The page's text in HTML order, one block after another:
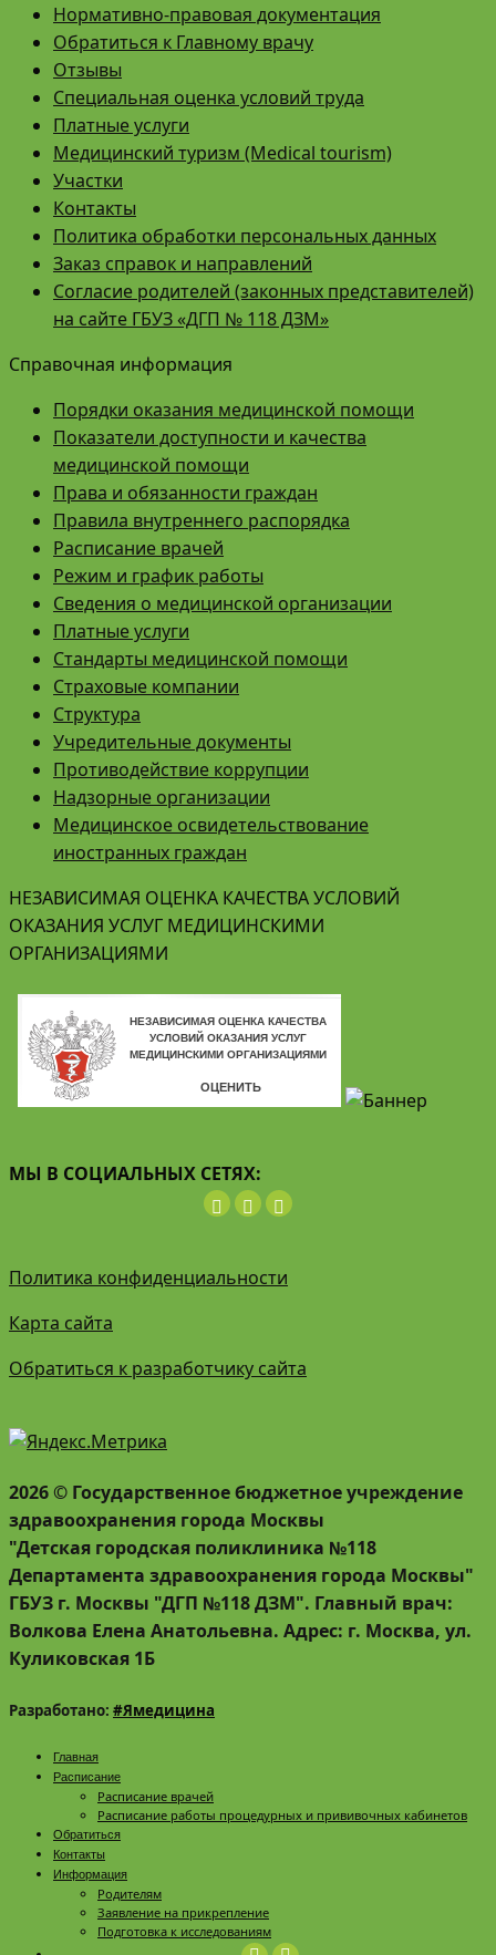
Нормативно-правовая документация
Обратиться к Главному врачу
Отзывы
Специальная оценка условий труда
Платные услуги
Медицинский туризм (Medical tourism)
Участки
Контакты
Политика обработки персональных данных
Заказ справок и направлений
Согласие родителей (законных представителей)
на сайте ГБУЗ «ДГП № 118 ДЗМ»
Справочная информация
Порядки оказания медицинской помощи
Показатели доступности и качества
медицинской помощи
Права и обязанности граждан
Правила внутреннего распорядка
Расписание врачей
Режим и график работы
Сведения о медицинской организации
Платные услуги
Стандарты медицинской помощи
Страховые компании
Структура
Учредительные документы
Противодействие коррупции
Надзорные организации
Медицинское освидетельствование
иностранных граждан
НЕЗАВИСИМАЯ ОЦЕНКА КАЧЕСТВА УСЛОВИЙ
ОКАЗАНИЯ УСЛУГ МЕДИЦИНСКИМИ
ОРГАНИЗАЦИЯМИ
МЫ В СОЦИАЛЬНЫХ СЕТЯХ:
Политика конфиденциальности
Карта сайта
Обратиться к разработчику сайта
2026 © Государственное бюджетное учреждение
здравоохранения города Москвы
"Детская городская поликлиника №118
Департамента здравоохранения города Москвы"
ГБУЗ г. Москвы "ДГП №118 ДЗМ". Главный врач:
Волкова Елена Анатольевна. Адрес: г. Москва, ул.
Куликовская 1Б
Разработано: #Ямедицина
Главная
Расписание
Расписание врачей
Расписание работы процедурных и прививочных кабинетов
Обратиться
Контакты
Информация
Родителям
Заявление на прикрепление
Подготовка к исследованиям